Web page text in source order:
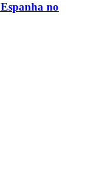
no